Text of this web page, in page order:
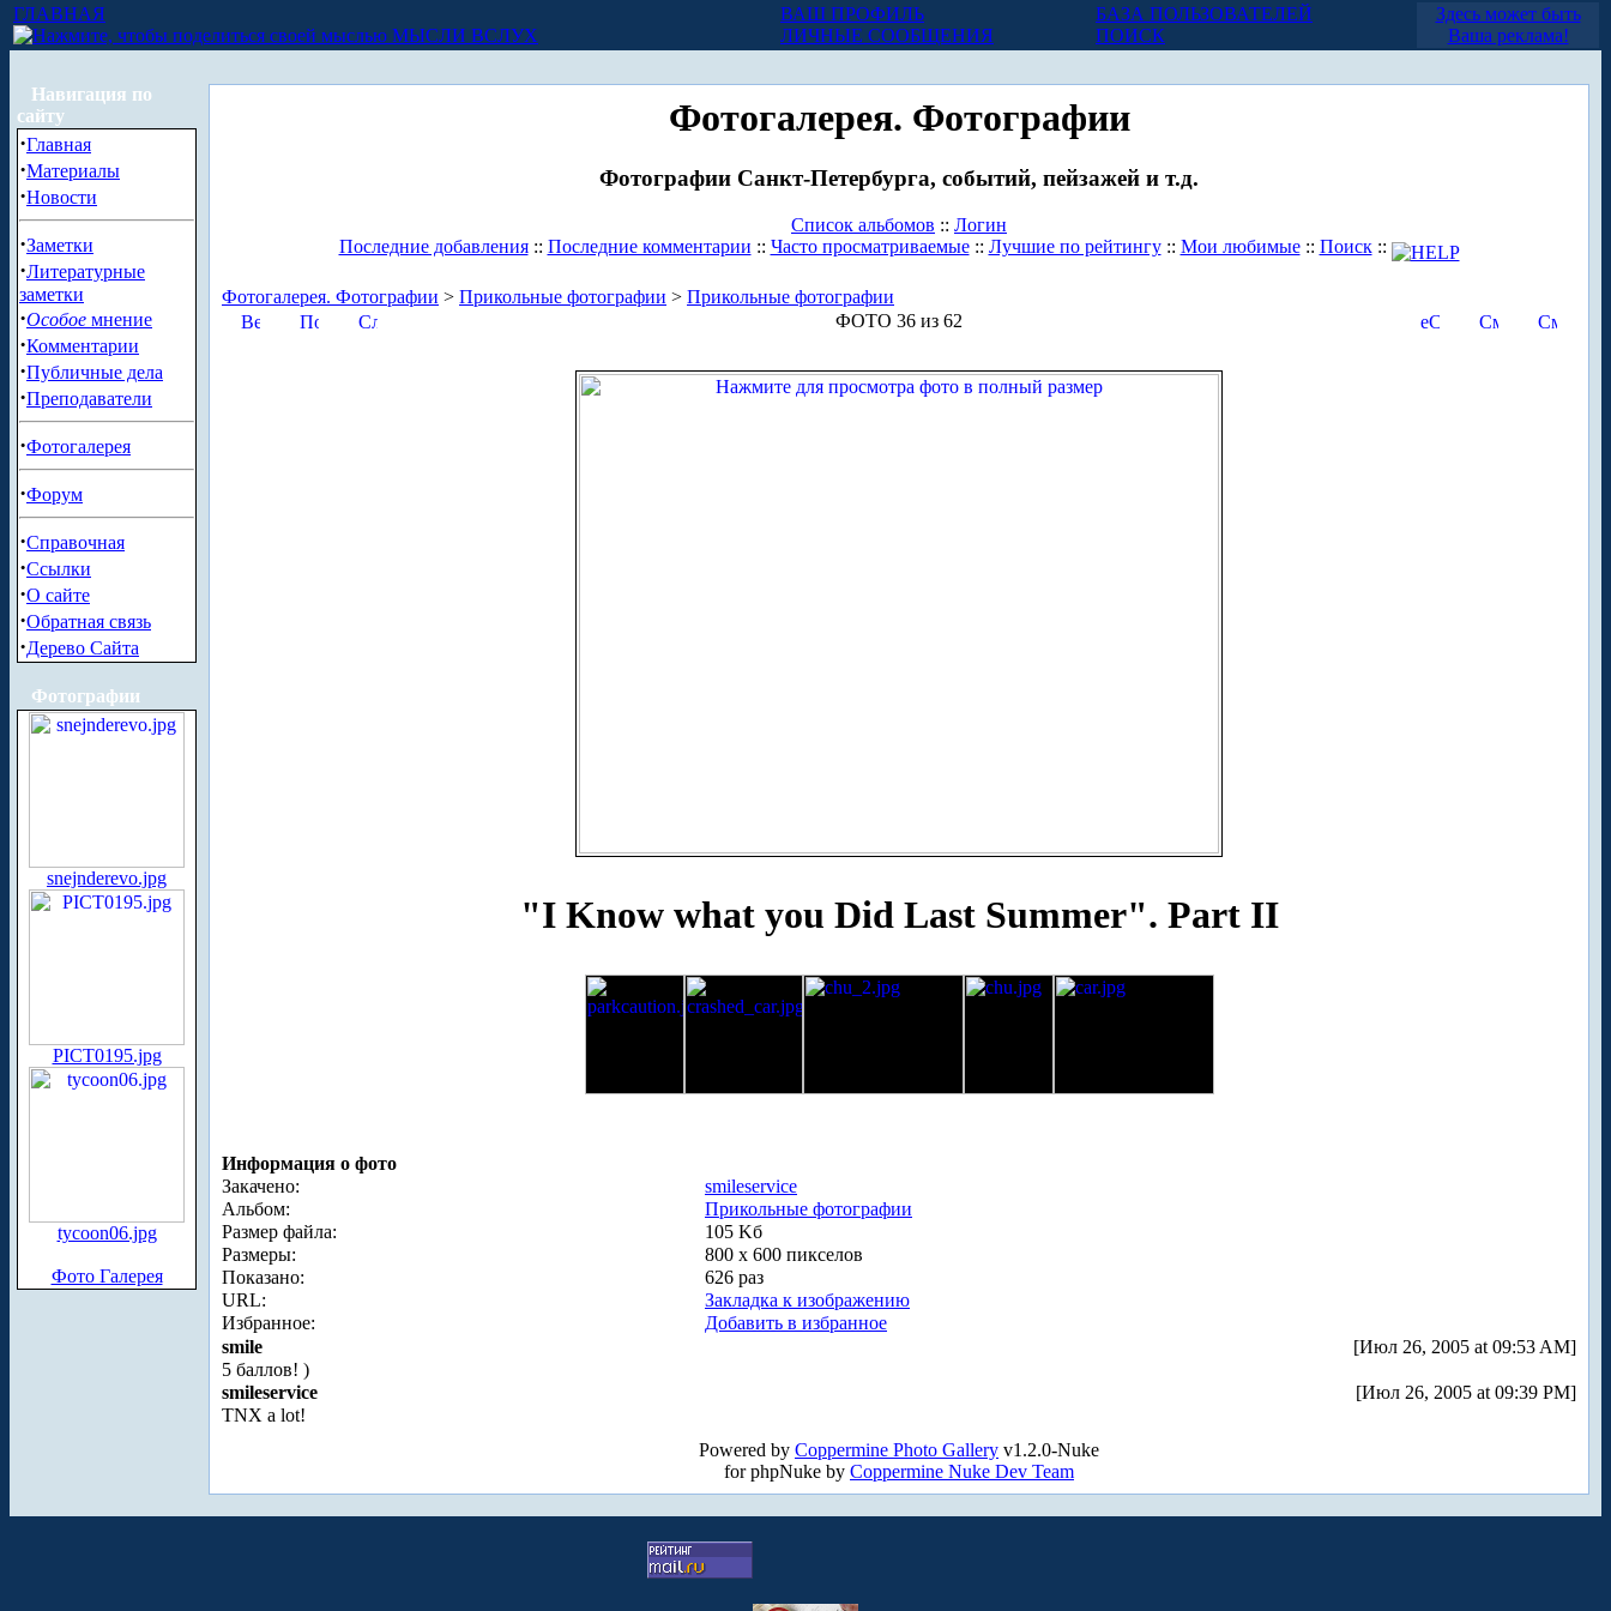
ГЛАВНАЯ
МЫСЛИ ВСЛУХ
ВАШ ПРОФИЛЬ
ЛИЧНЫЕ СООБЩЕНИЯ
БАЗА ПОЛЬЗОВАТЕЛЕЙ
ПОИСК
Здесь может быть
Ваша реклама!
Навигация по
сайту
·Главная
·Материалы
·Новости
·Заметки
·Литературные
заметки
·Особое мнение
·Комментарии
·Публичные дела
·Преподаватели
·Фотогалерея
·Форум
·Справочная
·Ссылки
·О сайте
·Обратная связь
·Дерево Сайта
Фотографии
snejnderevo.jpg
PICT0195.jpg
tycoon06.jpg
Фото Галерея
Фотогалерея. Фотографии
Фотографии Санкт-Петербурга, событий, пейзажей и т.д.
Список альбомов :: Логин
Последние добавления:: Последние комментарии :: Часто просматриваемые:: Лучшие по рейтингу:: Мои любимые:: Поиск::
Фотогалерея. Фотографии > Прикольные фотографии > Прикольные фотографии
ФОТО 36 из 62
"I Know what you Did Last Summer". Part II
Информация о фото
Закачено:
smileservice
Альбом:
Прикольные фотографии
Размер файла:
105 Kб
Размеры:
800 x 600 пикселов
Показано:
626 раз
URL:
Закладка к изображению
Избранное:
Добавить в избранное
smile
[Июл 26, 2005 at 09:53 AM]
5 баллов! )
smileservice
[Июл 26, 2005 at 09:39 PM]
TNX a lot!
Powered by Coppermine Photo Gallery v1.2.0-Nuke
for phpNuke by Coppermine Nuke Dev Team